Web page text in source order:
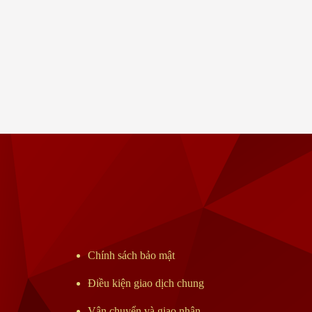
Chính sách bảo mật
Điều kiện giao dịch chung